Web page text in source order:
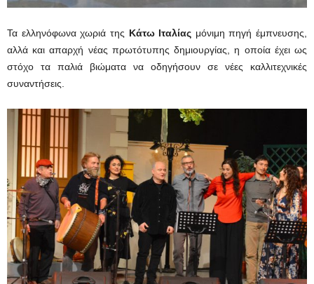
Τα ελληνόφωνα χωριά της Κάτω Ιταλίας μόνιμη πηγή έμπνευσης,
αλλά και απαρχή νέας πρωτότυπης δημιουργίας, η οποία έχει ως
στόχο τα παλιά βιώματα να οδηγήσουν σε νέες καλλιτεχνικές
συναντήσεις.